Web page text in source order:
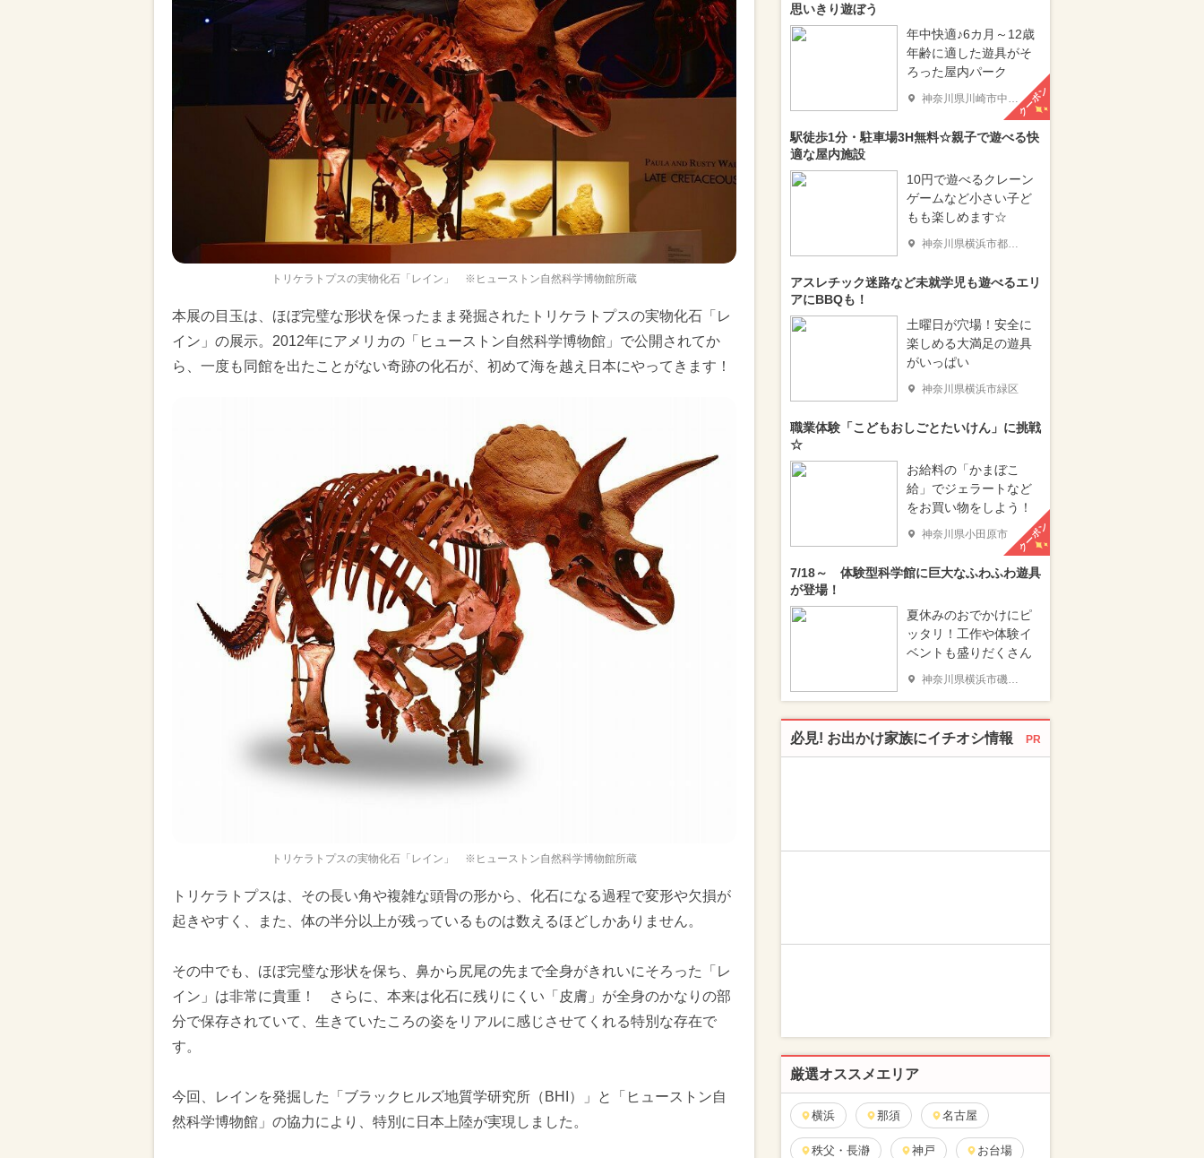
トリケラトプスの実物化石「レイン」 ※ヒューストン自然科学博物館所蔵
本展の目玉は、ほぼ完璧な形状を保ったまま発掘されたトリケラトプスの実物化石「レ
イン」の展示。2012年にアメリカの「ヒューストン自然科学博物館」で公開されてか
ら、一度も同館を出たことがない奇跡の化石が、初めて海を越え日本にやってきます！
トリケラトプスの実物化石「レイン」 ※ヒューストン自然科学博物館所蔵
トリケラトプスは、その長い角や複雑な頭骨の形から、化石になる過程で変形や欠損が
起きやすく、また、体の半分以上が残っているものは数えるほどしかありません。
その中でも、ほぼ完璧な形状を保ち、鼻から尻尾の先まで全身がきれいにそろった「レ
イン」は非常に貴重！ さらに、本来は化石に残りにくい「皮膚」が全身のかなりの部
分で保存されていて、生きていたころの姿をリアルに感じさせてくれる特別な存在で
す。
今回、レインを発掘した「ブラックヒルズ地質学研究所（BHI）」と「ヒューストン自
然科学博物館」の協力により、特別に日本上陸が実現しました。
思いきり遊ぼう
年中快適♪6カ月～12歳
年齢に適した遊具がそ
ろった屋内パーク
神奈川県川崎市中原区 クーポン
駅徒歩1分・駐車場3H無料☆親子で遊べる快
適な屋内施設
10円で遊べるクレーン
ゲームなど小さい子ど
もも楽しめます☆
神奈川県横浜市都筑区
アスレチック迷路など未就学児も遊べるエリ
アにBBQも！
土曜日が穴場！安全に
楽しめる大満足の遊具
がいっぱい
神奈川県横浜市緑区
職業体験「こどもおしごとたいけん」に挑戦
☆
お給料の「かまぼこ
給」でジェラートなど
をお買い物をしよう！
神奈川県小田原市 クーポン
7/18～ 体験型科学館に巨大なふわふわ遊具
が登場！
夏休みのおでかけにピ
ッタリ！工作や体験イ
ベントも盛りだくさん
神奈川県横浜市磯子区
必見! お出かけ家族にイチオシ情報 PR
厳選オススメエリア
横浜 那須 名古屋
秩父・長瀞 神戸 お台場